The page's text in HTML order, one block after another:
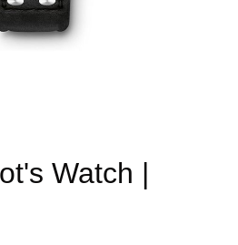
Watch |